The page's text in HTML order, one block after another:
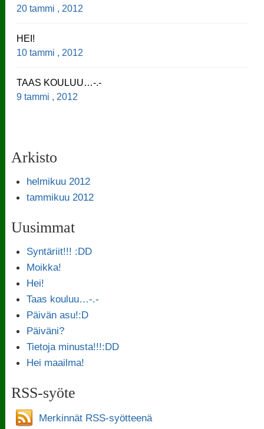
20 tammi , 2012
HEI!
10 tammi , 2012
TAAS KOULUU…-.-
9 tammi , 2012
Arkisto
helmikuu 2012
tammikuu 2012
Uusimmat
Syntäriit!!! :DD
Moikka!
Hei!
Taas kouluu…-.-
Päivän asu!:D
Päiväni?
Tietoja minusta!!!:DD
Hei maailma!
RSS-syöte
Merkinnät RSS-syötteenä